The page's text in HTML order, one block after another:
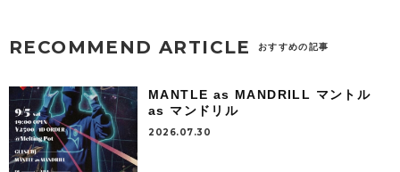
RECOMMEND ARTICLE おすすめの記事
MANTLE as MANDRILL マントル
as マンドリル
2026.07.30